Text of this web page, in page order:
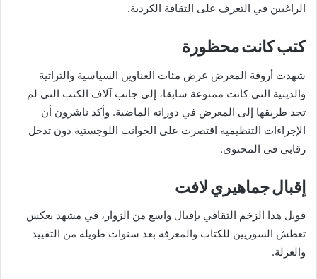
الراغبين في التعرف على الثقافة الكردية.
كتب كانت محظورة
شهدت أروقة المعرض عرض مئات العناوين السياسية والتراثية
والدينية التي كانت ممنوعة سابقا، إلى جانب آلاف الكتب التي لم
تجد طريقها إلى المعرض في دوراته الماضية. وأكد ناشرون أن
الإجراءات التنظيمية اقتصرت على الجوانب اللوجستية دون تدخل
رقابي في المحتوى.
إقبال جماهيري لافت
قوبل هذا الزخم الثقافي بإقبال واسع من الزوار، في مشهد يعكس
تعطش السوريين للكتاب والمعرفة بعد سنوات طويلة من التقييد
والعزلة.